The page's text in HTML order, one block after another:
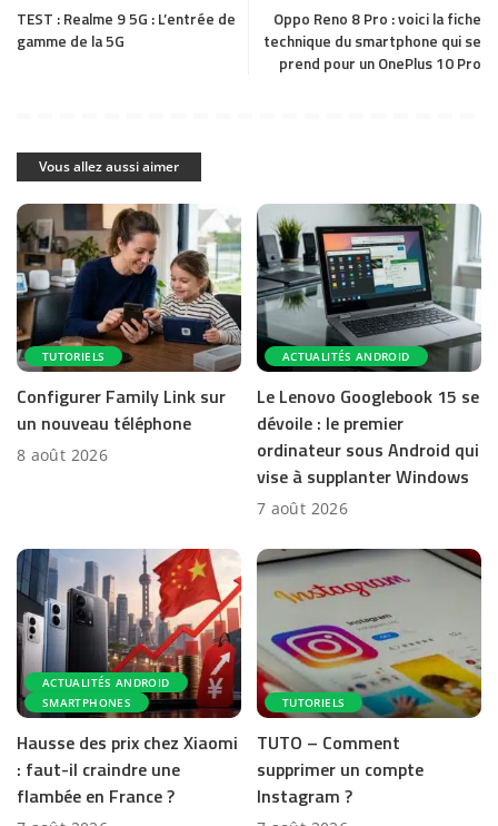
TEST : Realme 9 5G : L’entrée de
gamme de la 5G
Oppo Reno 8 Pro : voici la fiche
technique du smartphone qui se
prend pour un OnePlus 10 Pro
Vous allez aussi aimer
TUTORIELS
Configurer Family Link sur
un nouveau téléphone
8 août 2026
ACTUALITÉS ANDROID
Le Lenovo Googlebook 15 se
dévoile : le premier
ordinateur sous Android qui
vise à supplanter Windows
7 août 2026
ACTUALITÉS ANDROID
SMARTPHONES
Hausse des prix chez Xiaomi
: faut-il craindre une
flambée en France ?
TUTORIELS
TUTO – Comment
supprimer un compte
Instagram ?